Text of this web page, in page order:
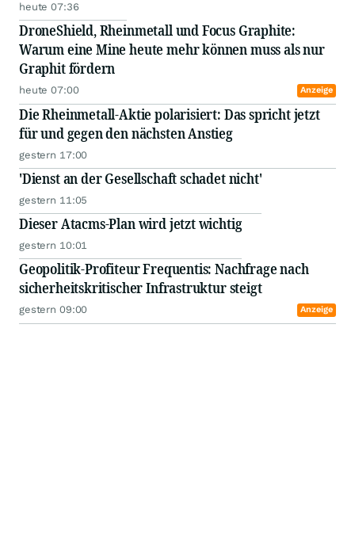
heute 07:36
DroneShield, Rheinmetall und Focus Graphite:
Warum eine Mine heute mehr können muss als nur
Graphit fördern
heute 07:00 Anzeige
Die Rheinmetall-Aktie polarisiert: Das spricht jetzt
für und gegen den nächsten Anstieg
gestern 17:00
'Dienst an der Gesellschaft schadet nicht'
gestern 11:05
Dieser Atacms-Plan wird jetzt wichtig
gestern 10:01
Geopolitik-Profiteur Frequentis: Nachfrage nach
sicherheitskritischer Infrastruktur steigt
gestern 09:00 Anzeige